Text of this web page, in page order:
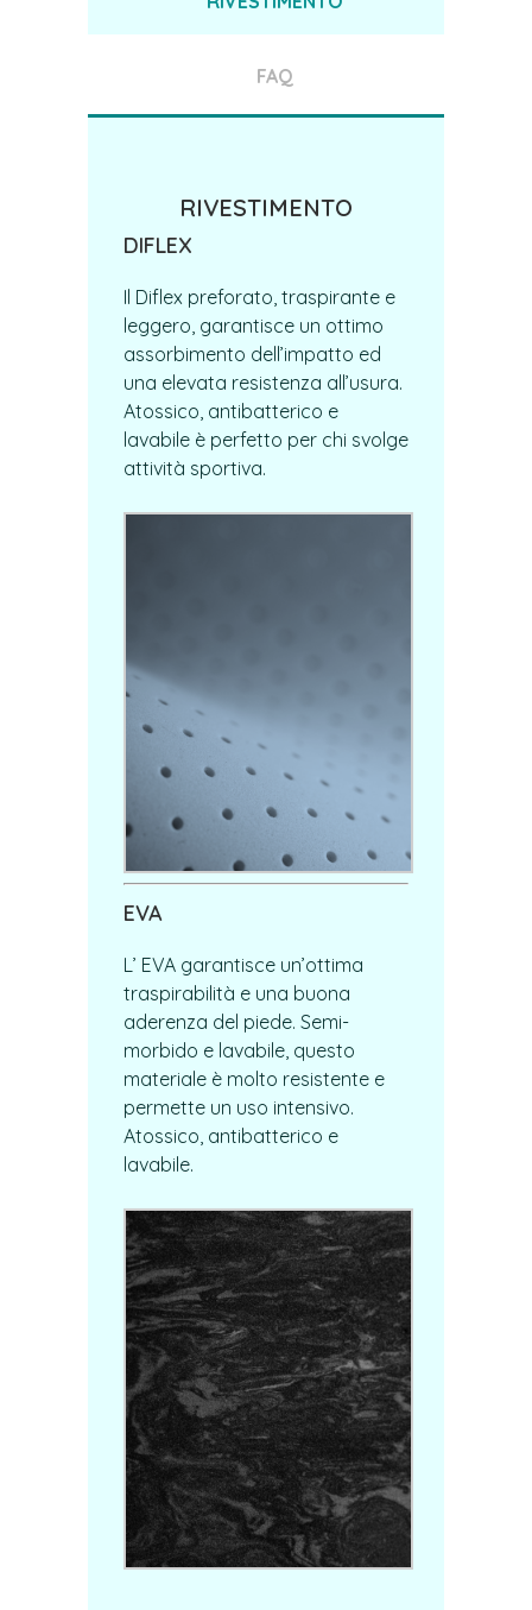
FAQ
RIVESTIMENTO
DIFLEX
Il Diflex preforato, traspirante e
leggero, garantisce un ottimo
assorbimento dell’impatto ed
una elevata resistenza all’usura.
Atossico, antibatterico e
lavabile è perfetto per chi svolge
attività sportiva.
EVA
L’ EVA garantisce un’ottima
traspirabilità e una buona
aderenza del piede. Semi-
morbido e lavabile, questo
materiale è molto resistente e
permette un uso intensivo.
Atossico, antibatterico e
lavabile.